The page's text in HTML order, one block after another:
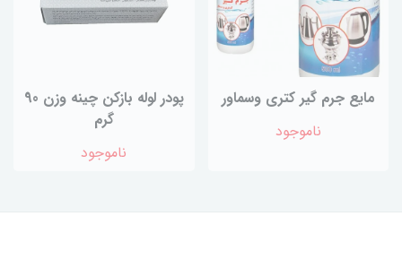
مایع جرم گیر کتری وسماور
ناموجود
پودر لوله بازکن چینه وزن 90
گرم
ناموجود